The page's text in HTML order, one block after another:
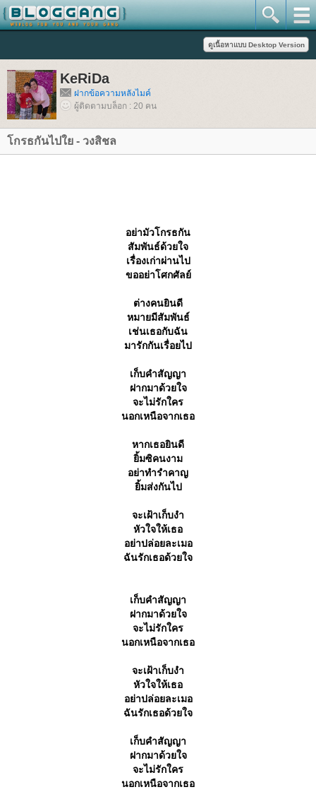
KeRiDa
ฝากข้อความหลังไมค์
ผู้ติดตามบล็อก : 20 คน
กรธกันไปใย - วงสิชล
อย่ามัวโกรธกัน
สัมพันธ์ด้วยใจ
เรื่องเก่าผ่านไป
ขออย่าโศกศัลย์
ต่างคนยินดี
หมายมีสัมพันธ์
เช่นเธอกับฉัน
มารักกันเรื่อยไป
เก็บคำสัญญา
ฝากมาด้วยใจ
จะไม่รักใคร
นอกเหนือจากเธอ
หากเธอยินดี
ิ้มซิคนงาม
อย่าทำรำคาญ
ิ้มส่งกันไป
จะเฝ้าเก็บงำ
หัวใจให้เธอ
อย่าปล่อยละเมอ
ฉันรักเธอด้วยใจ
เก็บคำสัญญา
ฝากมาด้วยใจ
จะไม่รักใคร
นอกเหนือจากเธอ
จะเฝ้าเก็บงำ
หัวใจให้เธอ
อย่าปล่อยละเมอ
ฉันรักเธอด้วยใจ
เก็บคำสัญญา
ฝากมาด้วยใจ
จะไม่รักใคร
นอกเหนือจากเธอ